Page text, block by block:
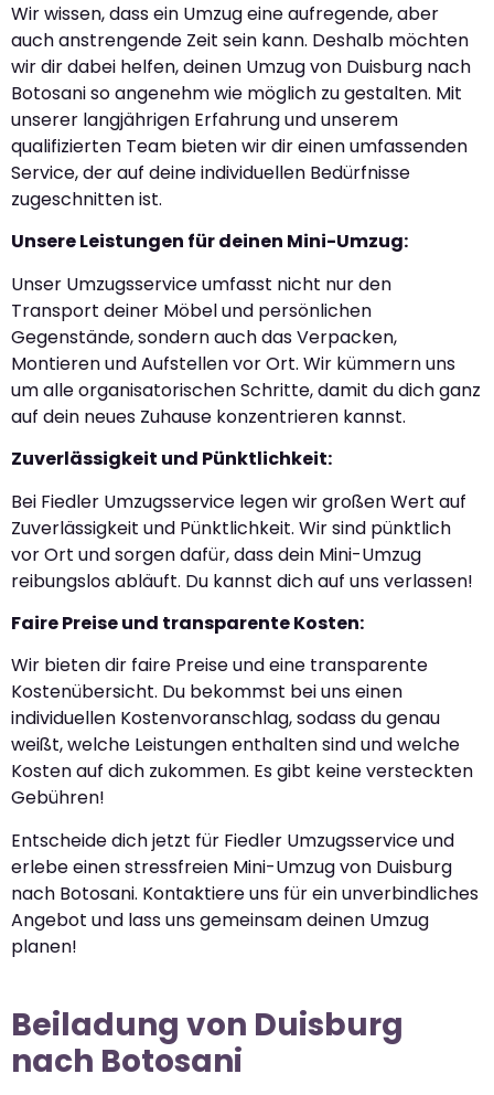
Wir wissen, dass ein Umzug eine aufregende, aber
auch anstrengende Zeit sein kann. Deshalb möchten
wir dir dabei helfen, deinen Umzug von Duisburg nach
Botosani so angenehm wie möglich zu gestalten. Mit
unserer langjährigen Erfahrung und unserem
qualifizierten Team bieten wir dir einen umfassenden
Service, der auf deine individuellen Bedürfnisse
zugeschnitten ist.
Unsere Leistungen für deinen Mini-Umzug:
Unser Umzugsservice umfasst nicht nur den
Transport deiner Möbel und persönlichen
Gegenstände, sondern auch das Verpacken,
Montieren und Aufstellen vor Ort. Wir kümmern uns
um alle organisatorischen Schritte, damit du dich ganz
auf dein neues Zuhause konzentrieren kannst.
Zuverlässigkeit und Pünktlichkeit:
Bei Fiedler Umzugsservice legen wir großen Wert auf
Zuverlässigkeit und Pünktlichkeit. Wir sind pünktlich
vor Ort und sorgen dafür, dass dein Mini-Umzug
reibungslos abläuft. Du kannst dich auf uns verlassen!
Faire Preise und transparente Kosten:
Wir bieten dir faire Preise und eine transparente
Kostenübersicht. Du bekommst bei uns einen
individuellen Kostenvoranschlag, sodass du genau
weißt, welche Leistungen enthalten sind und welche
Kosten auf dich zukommen. Es gibt keine versteckten
Gebühren!
Entscheide dich jetzt für Fiedler Umzugsservice und
erlebe einen stressfreien Mini-Umzug von Duisburg
nach Botosani. Kontaktiere uns für ein unverbindliches
Angebot und lass uns gemeinsam deinen Umzug
planen!
Beiladung von Duisburg
nach Botosani